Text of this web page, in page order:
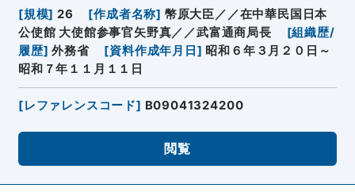
[規模] 26 [作成者名称] 幣原大臣／／在中華民国日本
公使館 大使館参事官矢野真／／武富通商局長
[組織歴/
履歴] 外務省 [資料作成年月日 ] 昭和６年３月２０日～
昭和７年１１月１１日
[レファレンスコード] B09041324200
閲覧